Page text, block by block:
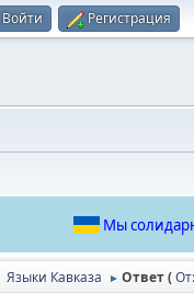
Войти Регистрация
Мы
Языки Кавказа ► Ответ (